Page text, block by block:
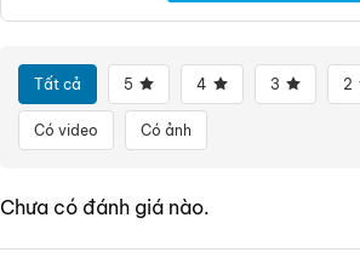
Tất cả 5 4 3 2
Có video Có ảnh
Chưa có đánh giá nào.